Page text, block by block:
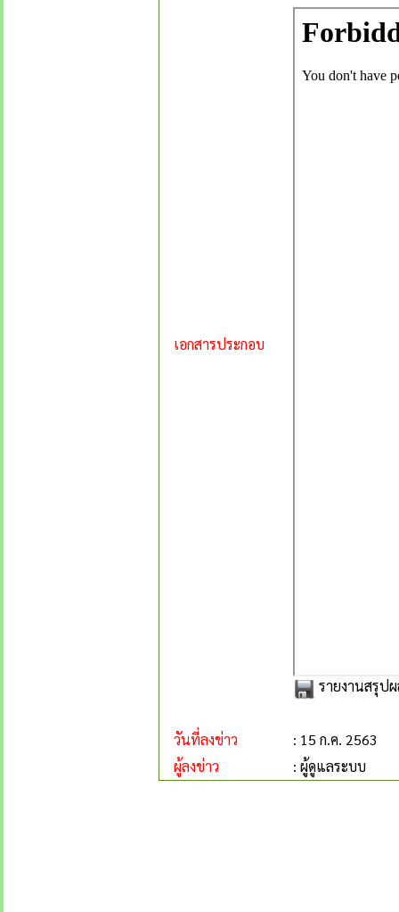
เอกสารประกอบ
รายงานสรุป
วันที่ลงข่าว
: 15 ก.ค. 2563
ผู้ลงข่าว
: ผู้ดูแลระบบ